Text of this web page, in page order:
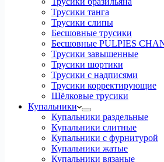
Трусики танга
Трусики слипы
Бесшовные трусики
Бесшовные PULPIES
Трусики завышенные
Трусики шортики
Трусики с надписями
Трусики корректирующие
Шёлковые трусики
Купальники
Купальники раздельные
Купальники слитные
Купальники с фурнитурой
Купальники жатые
Купальники вязаные